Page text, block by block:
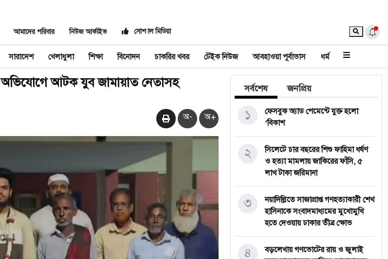
আমাদের পরিবার নিউজ আর্কাইভ সোশ্যাল মিডিয়া
সারাদেশ খেলাধুলা শিক্ষা বিনোদন চাকরির খবর টেইক নিউজ আবহাওয়া পূর্বাভাস ধর্ম
অভিযোগে আটক যুব জামায়াত নেতাসহ
অ- অ+
সর্বশেষ জনপ্রিয়
ফেসবুক অ্যাড পেমেন্টে যুক্ত হলো
‘বিকাশ
১
সিলেটে চার বছরের শিশু ফাহিমা ধর্ষণ
ও হত্যা মামলায় জাকিরের ফাঁসি, ৫
লাখ টাকা জরিমানা
২
নয়াদিল্লিতে সাজাপ্রাপ্ত গণহত্যাকারী শেখ
হাসিনাকে সংবাদমাধ্যমের মুখোমুখি
হতে দেওয়ায় ঢাকার তীব্র ক্ষোভ
৩
বড়লেখায় গণভোটের রায় ও জুলাই
৪